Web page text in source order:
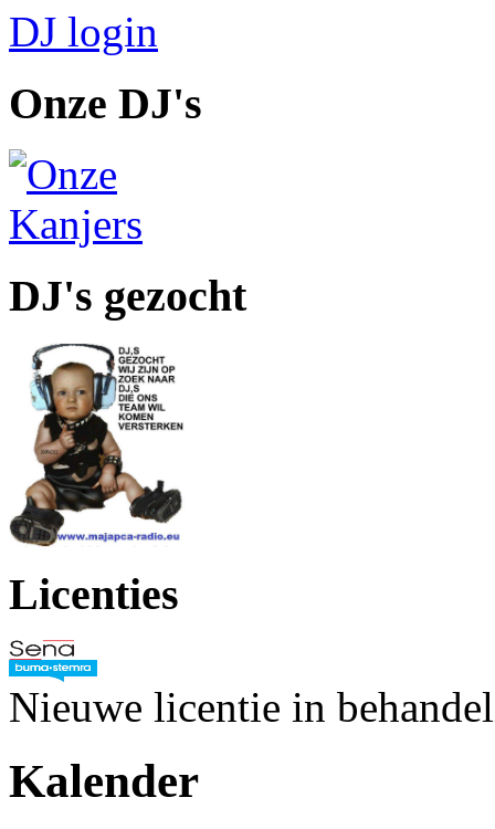
DJ login
Onze DJ's
DJ's gezocht
Licenties
Nieuwe licentie in
Kalender